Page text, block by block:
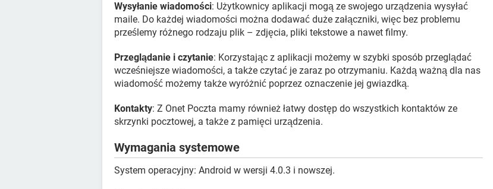
Wysyłanie wiadomości: Użytkownicy aplikacji mogą ze swojego urządzenia wysyłać
maile. Do każdej wiadomości można dodawać duże załączniki, więc bez problemu
prześlemy różnego rodzaju plik – zdjęcia, pliki tekstowe a nawet filmy.
Przeglądanie i czytanie: Korzystając z aplikacji możemy w szybki sposób przeglądać
wcześniejsze wiadomości, a także czytać je zaraz po otrzymaniu. Każdą ważną dla nas
wiadomość możemy także wyróżnić poprzez oznaczenie jej gwiazdką.
Kontakty: Z Onet Poczta mamy również łatwy dostęp do wszystkich kontaktów ze
skrzynki pocztowej, a także z pamięci urządzenia.
Wymagania systemowe
System operacyjny: Android w wersji 4.0.3 i nowszej.